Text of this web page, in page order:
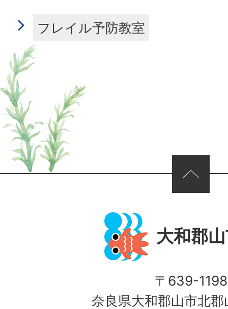
フレイル予防教室
ページの先頭へ
大和郡
〒639-1198
奈良県大和郡山市北